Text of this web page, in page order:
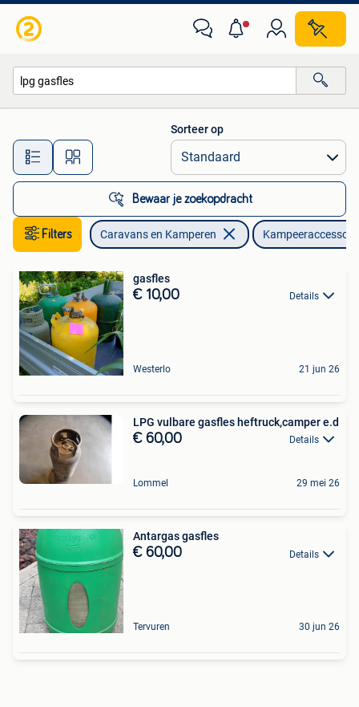
Alle afstanden…
Sorteer op
Bewaar je zoekopdracht
Filters Caravans en Kamperen
gasfles
€ 10,00 Details
Westerlo 21 jun 26
LPG vulbare gasfles heftruck,camper e.d
€ 60,00 Details
Lommel 29 mei 26
Antargas gasfles
€ 60,00 Details
Tervuren 30 jun 26